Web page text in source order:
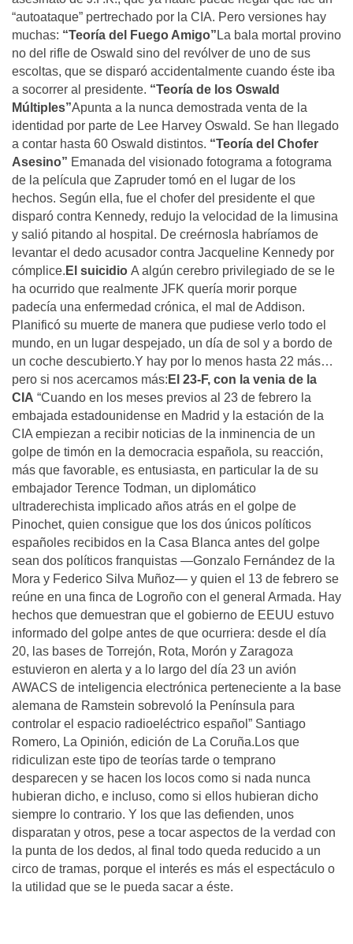
“autoataque” pertrechado por la CIA. Pero versiones hay
muchas: “Teoría del Fuego Amigo” La bala mortal provino
no del rifle de Oswald sino del revólver de uno de sus
escoltas, que se disparó accidentalmente cuando éste iba
a socorrer al presidente. “Teoría de los Oswald
Múltiples”Apunta a la nunca demostrada venta de la
identidad por parte de Lee Harvey Oswald. Se han llegado
a contar hasta 60 Oswald distintos. “Teoría del Chofer
Asesino” Emanada del visionado fotograma a fotograma
de la película que Zapruder tomó en el lugar de los
hechos. Según ella, fue el chofer del presidente el que
disparó contra Kennedy, redujo la velocidad de la limusina
y salió pitando al hospital. De creérnosla habríamos de
levantar el dedo acusador contra Jacqueline Kennedy por
cómplice. El suicidio A algún cerebro privilegiado de se le
ha ocurrido que realmente JFK quería morir porque
padecía una enfermedad crónica, el mal de Addison.
Planificó su muerte de manera que pudiese verlo todo el
mundo, en un lugar despejado, un día de sol y a bordo de
un coche descubierto.Y hay por lo menos hasta 22 más…
pero si nos acercamos más: El 23-F, con la venia de la
CIA “Cuando en los meses previos al 23 de febrero la
embajada estadounidense en Madrid y la estación de la
CIA empiezan a recibir noticias de la inminencia de un
golpe de timón en la democracia española, su reacción,
más que favorable, es entusiasta, en particular la de su
embajador Terence Todman, un diplomático
ultraderechista implicado años atrás en el golpe de
Pinochet, quien consigue que los dos únicos políticos
españoles recibidos en la Casa Blanca antes del golpe
sean dos políticos franquistas —Gonzalo Fernández de la
Mora y Federico Silva Muñoz— y quien el 13 de febrero se
reúne en una finca de Logroño con el general Armada. Hay
hechos que demuestran que el gobierno de EEUU estuvo
informado del golpe antes de que ocurriera: desde el día
20, las bases de Torrejón, Rota, Morón y Zaragoza
estuvieron en alerta y a lo largo del día 23 un avión
AWACS de inteligencia electrónica perteneciente a la base
alemana de Ramstein sobrevoló la Península para
controlar el espacio radioeléctrico español” Santiago
Romero, La Opinión, edición de La Coruña.Los que
ridiculizan este tipo de teorías tarde o temprano
desparecen y se hacen los locos como si nada nunca
hubieran dicho, e incluso, como si ellos hubieran dicho
siempre lo contrario. Y los que las defienden, unos
disparatan y otros, pese a tocar aspectos de la verdad con
la punta de los dedos, al final todo queda reducido a un
circo de tramas, porque el interés es más el espectáculo o
la utilidad que se le pueda sacar a éste.